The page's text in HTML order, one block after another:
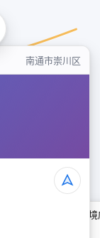
南通市崇川区
澳公寓酒店(CBD大有